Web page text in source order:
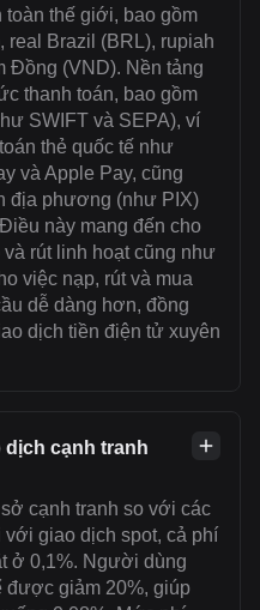
thế giới, bao gồm
real Brazil (BRL), rupiah
Đồng (VND). Nền tảng
thanh toán, bao gồm
SWIFT và SEPA), ví
thẻ quốc tế như
và Apple Pay, cũng
địa phương (như PIX)
này mang đến cho
rút linh hoạt cũng như
việc nạp, rút và mua
dễ dàng hơn, đồng
dịch tiền điện tử xuyên
cạnh tranh
cạnh tranh so với các
giao dịch spot, cả phí
ở 0,1%. Người dùng
được giảm 20%, giúp